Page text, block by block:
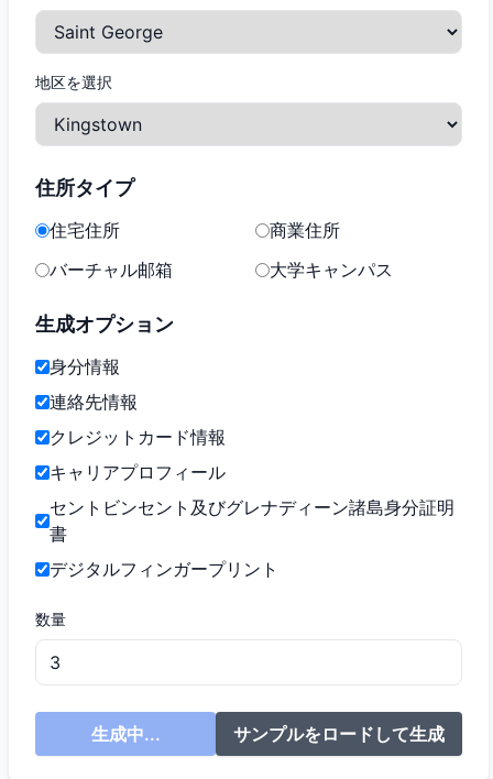
地区を選択
住所タイプ
住宅住所
商業住所
バーチャル邮箱
大学キャンパス
生成オプション
身分情報
連絡先情報
クレジットカード情報
キャリアプロフィール
セントビンセント及びグレナディーン諸島身分証明
書
デジタルフィンガープリント
数量
生成中... サンプルをロードして生成